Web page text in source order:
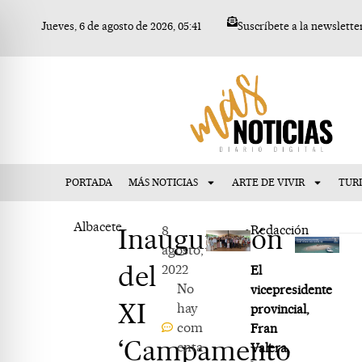
Jueves, 6 de agosto de 2026, 05:41 Suscríbete a la
PORTADA MÁS NOTICIAS ARTE DE VIVIR
AlbaceteInauguración
del
XI
‘Campamento
8
agosto,
2022
No
hay
com
enta
Redacción
El
vicepresidente
provincial,
Fran
Valera,